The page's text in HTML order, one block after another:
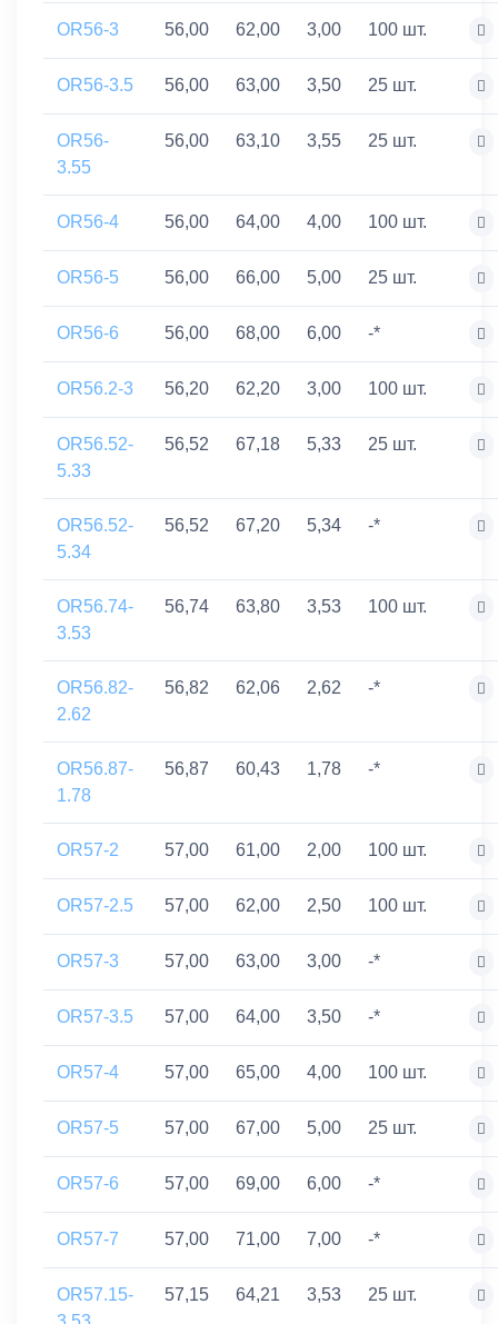
OR56-3 56,00 62,00 3,00 100 шт.
OR56-3.5 56,00 63,00 3,50 25 шт.
OR56-
3.55
56,00 63,10 3,55 25 шт.
OR56-4 56,00 64,00 4,00 100 шт.
OR56-5 56,00 66,00 5,00 25 шт.
OR56-6 56,00 68,00 6,00 -*
OR56.2-3 56,20 62,20 3,00 100 шт.
OR56.52-
5.33
56,52 67,18 5,33 25 шт.
OR56.52-
5.34
56,52 67,20 5,34 -*
OR56.74-
3.53
56,74 63,80 3,53 100 шт.
OR56.82-
2.62
56,82 62,06 2,62 -*
OR56.87-
1.78
56,87 60,43 1,78 -*
OR57-2 57,00 61,00 2,00 100 шт.
OR57-2.5 57,00 62,00 2,50 100 шт.
OR57-3 57,00 63,00 3,00 -*
OR57-3.5 57,00 64,00 3,50 -*
OR57-4 57,00 65,00 4,00 100 шт.
OR57-5 57,00 67,00 5,00 25 шт.
OR57-6 57,00 69,00 6,00 -*
OR57-7 57,00 71,00 7,00 -*
OR57.15-
57,15 64,21 3,53 25 шт.